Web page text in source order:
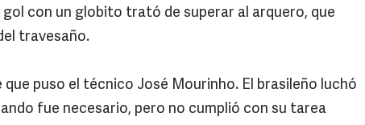
con un globito trató de superar al arquero, que
travesaño.
puso el técnico José Mourinho. El brasileño luchó
fue necesario, pero no cumplió con su tarea